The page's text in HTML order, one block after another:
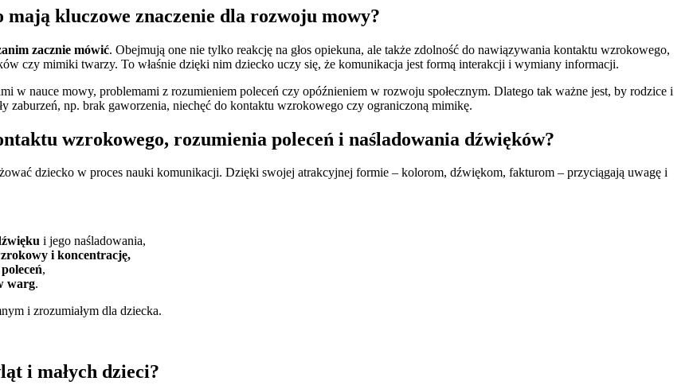
kluczowe znaczenie dla rozwoju mowy?
zacznie mówić. Obejmują one nie tylko reakcję na głos opiekuna, ale także zdolność do nawiązywania kontaktu wzrokowego,
czy mimiki twarzy. To właśnie dzięki nim dziecko uczy się, że komunikacja jest formą interakcji i wymiany informacji.
w nauce mowy, problemami z rozumieniem poleceń czy opóźnieniem w rozwoju społecznym. Dlatego tak ważne jest, by rodzice i
zaburzeń, np. brak gaworzenia, niechęć do kontaktu wzrokowego czy ograniczoną mimikę.
wzrokowego, rozumienia poleceń i naśladowania dźwięków?
dziecko w proces nauki komunikacji. Dzięki swojej atrakcyjnej formie – kolorom, dźwiękom, fakturom – przyciągają uwagę i
i jego naśladowania,
i koncentrację,
,
warg.
i zrozumiałym dla dziecka.
i małych dzieci?